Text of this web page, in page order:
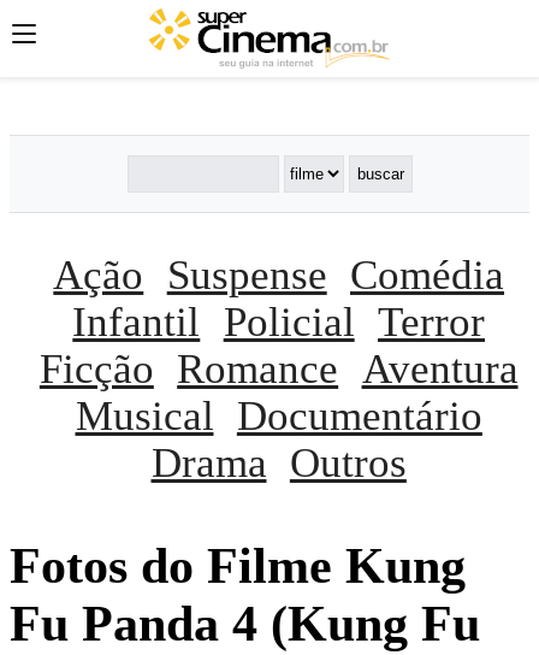
';';
Ação Suspense Comédia
Infantil
Policial Terror
Ficção Romance Aventura
Musical
Documentário
Drama Outros
Fotos do Filme Kung
Fu Panda 4 (Kung Fu